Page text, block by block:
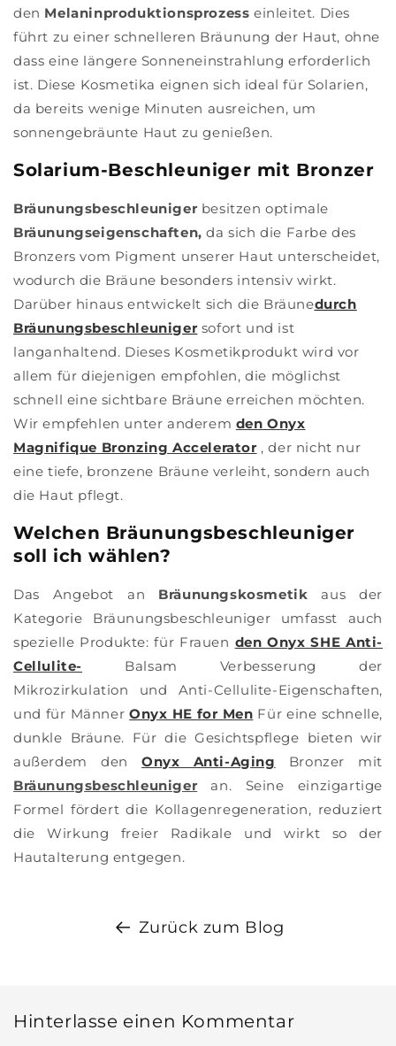
den Melaninproduktionsprozess einleitet. Dies
führt zu einer schnelleren Bräunung der Haut, ohne
dass eine längere Sonneneinstrahlung erforderlich
ist. Diese Kosmetika eignen sich ideal für Solarien,
da bereits wenige Minuten ausreichen, um
sonnengebräunte Haut zu genießen.
Solarium-Beschleuniger mit Bronzer
Bräunungsbeschleuniger besitzen optimale
Bräunungseigenschaften, da sich die Farbe des
Bronzers vom Pigment unserer Haut unterscheidet,
wodurch die Bräune besonders intensiv wirkt.
Darüber hinaus entwickelt sich die Bräunedurch
Bräunungsbeschleuniger sofort und ist
langanhaltend. Dieses Kosmetikprodukt wird vor
allem für diejenigen empfohlen, die möglichst
schnell eine sichtbare Bräune erreichen möchten.
Wir empfehlen unter anderem den Onyx
Magnifique Bronzing Accelerator , der nicht nur
eine tiefe, bronzene Bräune verleiht, sondern auch
die Haut pflegt.
Welchen Bräunungsbeschleuniger
soll ich wählen?
Das Angebot an Bräunungskosmetik aus der
Kategorie Bräunungsbeschleuniger umfasst auch
spezielle Produkte: für Frauen den Onyx SHE Anti-
Cellulite-
Balsam
Verbesserung der
Mikrozirkulation und Anti-Cellulite-Eigenschaften,
und für MännerOnyx HE for Men Für eine schnelle,
dunkle Bräune. Für die Gesichtspflege bieten wir
außerdem den Onyx Anti-Aging Bronzer mit
Bräunungsbeschleuniger an. Seine einzigartige
Formel fördert die Kollagenregeneration, reduziert
die Wirkung freier Radikale und wirkt so der
Hautalterung entgegen.
Zurück zum Blog
Hinterlasse einen Kommentar